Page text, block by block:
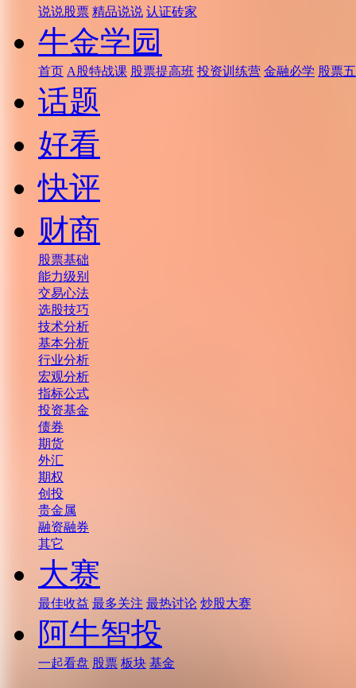
说说股票 精品说说 认证砖家
牛金学园
首页 A股特战课 股票提高班 投资训练营 金融必学 股票
话题
好看
快评
财商
股票基础
能力级别
交易心法
选股技巧
技术分析
基本分析
行业分析
宏观分析
指标公式
投资基金
债券
期货
外汇
期权
创投
贵金属
融资融券
其它
大赛
最佳收益 最多关注 最热讨论 炒股大赛
阿牛智投
一起看盘 股票 板块 基金